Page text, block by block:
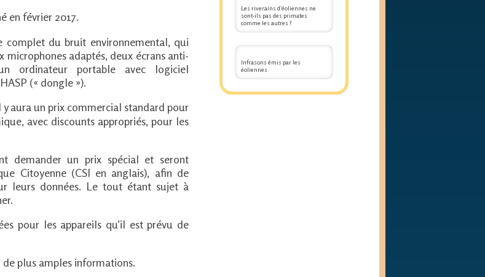
Les riverains d’éoliennes ne
sont-ils pas des primates
comme les autres ?
Infrasons émis par les
éoliennes
en février 2017.
complet du bruit environnemental, qui
adaptés, deux écrans anti-
ordinateur portable avec logiciel
(« dongle »).
y aura un prix commercial standard pour
avec discounts appropriés, pour les
demander un prix spécial et seront
Citoyenne (CSI en anglais), afin de
leurs données. Le tout étant sujet à
pour les appareils qu’il est prévu de
de plus amples informations.